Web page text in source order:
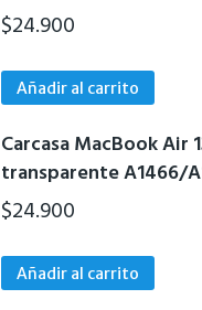
$24.900
Añadir al carrito
Carcasa MacBook Air
transparente A1466/
$24.900
Añadir al carrito